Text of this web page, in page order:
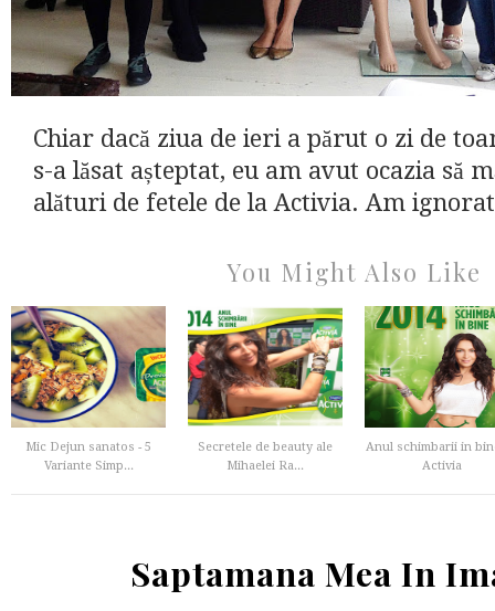
Chiar dacă ziua de ieri a părut o zi de
s-a lăsat așteptat, eu am avut ocazia să
alături de fetele de la Activia. Am
You Might Also Like
Mic Dejun sanatos - 5
Variante Simp...
Secretele de beauty ale
Mihaelei Ra...
Anul schimbarii in
Activia
Saptamana Mea In